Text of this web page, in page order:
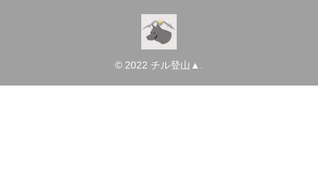
© 2022 チル登山▲.